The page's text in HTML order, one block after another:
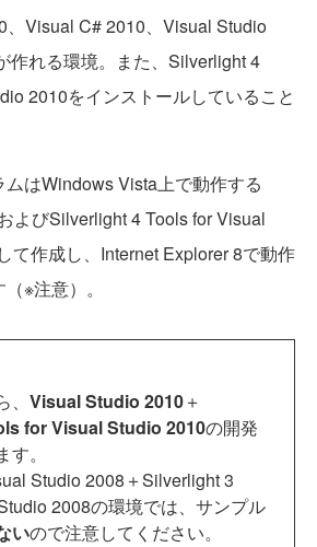
Visual C# 2010、Visual Studio
作れる環境。また、Silverlight 4
2010をインストールしていること
はWindows Vista上で動作する
よびSilverlight 4 Tools for Visual
て作成し、Internet Explorer 8で動作
※注意）。
Visual Studio 2010＋
for Visual Studio 2010の開発
。
Studio 2008＋Silverlight 3
2008の環境では、サンプル
いので注意してください。